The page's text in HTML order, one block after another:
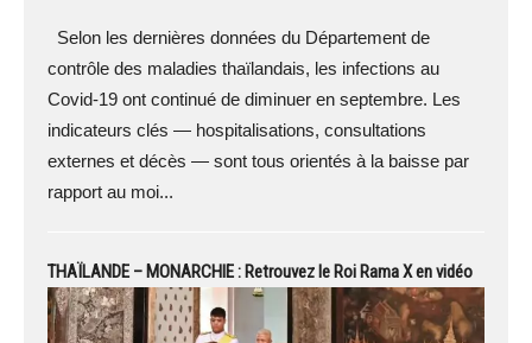
Selon les dernières données du Département de
contrôle des maladies thaïlandais, les infections au
Covid-19 ont continué de diminuer en septembre. Les
indicateurs clés — hospitalisations, consultations
externes et décès — sont tous orientés à la baisse par
rapport au moi...
THAÏLANDE – MONARCHIE : Retrouvez le Roi Rama X en vidéo